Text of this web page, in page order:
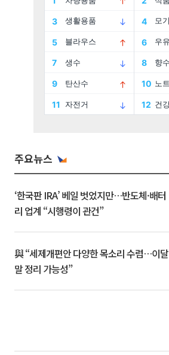
주요뉴스
‘한국판 IRA’ 베일 벗었지만…반도체·배터
리 업계 “시행령이 관건”
與 “세제개편안 다양한 목소리 수렴…이달
말 정리 가능성”